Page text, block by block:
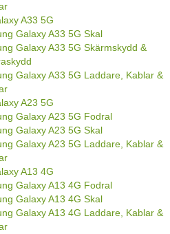
A33 5G
Galaxy A33 5G Skal
Galaxy A33 5G Skärmskydd &
Galaxy A33 5G Laddare, Kablar &
A23 5G
Galaxy A23 5G Fodral
Galaxy A23 5G Skal
Galaxy A23 5G Laddare, Kablar &
A13 4G
Galaxy A13 4G Fodral
Galaxy A13 4G Skal
Galaxy A13 4G Laddare, Kablar &